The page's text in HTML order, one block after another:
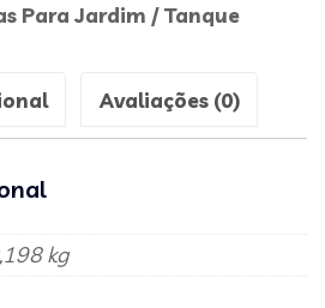
Para Jardim / Tanque
Avaliações (0)
kg